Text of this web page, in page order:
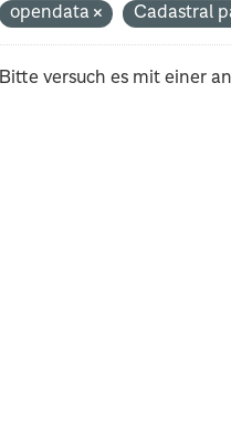
opendata
Cadastral
Bitte versuch es mit einer